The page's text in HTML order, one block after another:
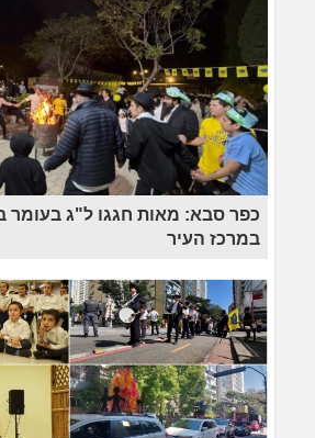
כפר סבא: מאות חגגו ל"ג בעומר
במרכז העיר